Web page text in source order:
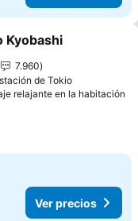
favoritos
Kyobashi
7.960
de Tokio
relajante en la habitación
Ver precios